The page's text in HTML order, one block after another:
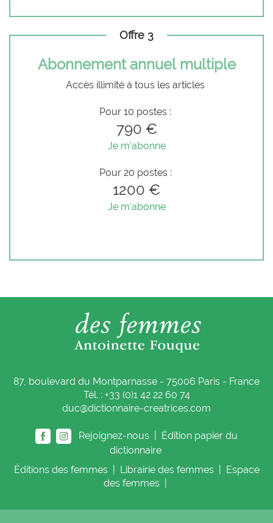
Offre 3
Abonnement annuel multiple
Accès illimité à tous les articles
Pour 10 postes :
790 €
Je m'abonne
Pour 20 postes :
1200 €
Je m'abonne
87, boulevard du Montparnasse - 75006 Paris - France
Tél. : +33 (0)1 42 22 60 74
duc@dictionnaire-creatrices.com
Rejoignez-nous |
Édition papier du
dictionnaire
Éditions des femmes Librairie des femmes
Espace
des femmes